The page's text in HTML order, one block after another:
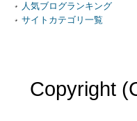
人気ブログランキング
サイトカテゴリ一覧
Copyright